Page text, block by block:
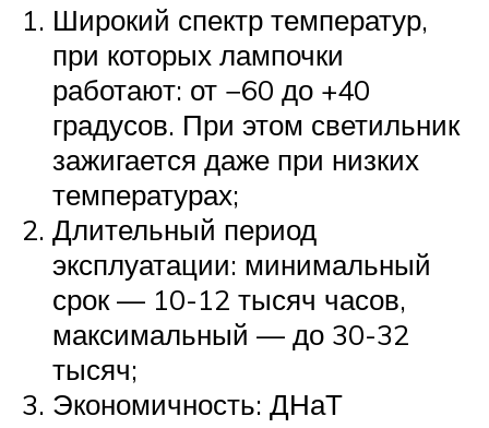
Широкий спектр температур,
при которых лампочки
работают: от −60 до +40
градусов. При этом светильник
зажигается даже при низких
температурах;
Длительный период
эксплуатации: минимальный
срок — 10-12 тысяч часов,
максимальный — до 30-32
тысяч;
Экономичность: ДНаТ